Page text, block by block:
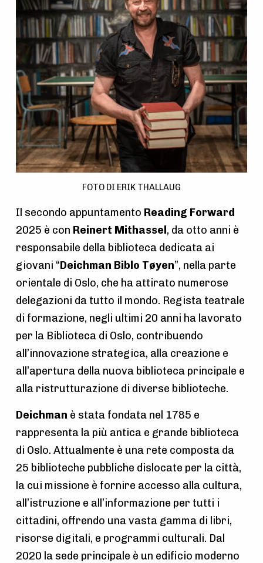
FOTO DI ERIK THALLAUG
Il secondo appuntamento Reading Forward
2025 è con Reinert Mithassel, da otto anni è
responsabile della biblioteca dedicata ai
giovani “Deichman Biblo Tøyen”, nella parte
orientale di Oslo, che ha attirato numerose
delegazioni da tutto il mondo. Regista teatrale
di formazione, negli ultimi 20 anni ha lavorato
per la Biblioteca di Oslo, contribuendo
all’innovazione strategica, alla creazione e
all’apertura della nuova biblioteca principale e
alla ristrutturazione di diverse biblioteche.
Deichman è stata fondata nel 1785 e
rappresenta la più antica e grande biblioteca
di Oslo. Attualmente è una rete composta da
25 biblioteche pubbliche dislocate per la città,
la cui missione è fornire accesso alla cultura,
all’istruzione e all’informazione per tutti i
cittadini, offrendo una vasta gamma di libri,
risorse digitali, e programmi culturali. Dal
2020 la sede principale è un edificio moderno